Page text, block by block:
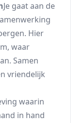
Je gaat aan de
Hier
waar
Samen
vriendelijk
waarin
in hand